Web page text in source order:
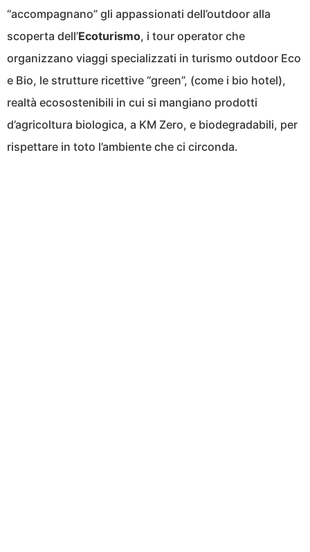
“accompagnano” gli appassionati dell’outdoor alla
scoperta dell’Ecoturismo, i tour operator che
organizzano viaggi specializzati in turismo outdoor Eco
e Bio, le strutture ricettive “green”, (come i bio hotel),
realtà ecosostenibili in cui si mangiano prodotti
d’agricoltura biologica, a KM Zero, e biodegradabili, per
rispettare in toto l’ambiente che ci circonda.